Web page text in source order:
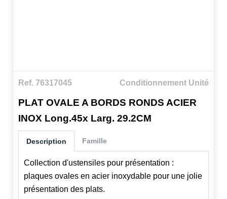
Ref. 76317045 Conditionnement Unité
PLAT OVALE A BORDS RONDS ACIER
INOX Long.45x Larg. 29.2CM
Description
Collection d'ustensiles pour présentation :
plaques ovales en acier inoxydable pour une jolie
présentation des plats.
Famille